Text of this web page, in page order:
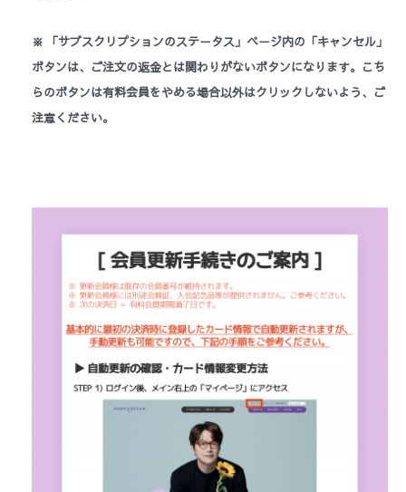
※ 「サブスクリプションのステータス」ページ内の「キャンセル」
ボタンは、ご注文の返金とは関わりがないボタンになります。 こち
らのボタンは有料会員をやめる場合以外はクリックしないよう、ご
注意ください。